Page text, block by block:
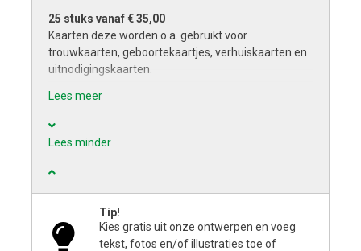
25 stuks vanaf € 35,00
Kaarten deze worden o.a. gebruikt voor
trouwkaarten, geboortekaartjes, verhuiskaarten en
uitnodigingskaarten.
Al vanaf 25 stuks te bestellen
Glossy papier full colour bedrukt
Lees meer
Lees minder
Tip!
Kies gratis uit onze ontwerpen en voeg
tekst, fotos en/of illustraties toe of